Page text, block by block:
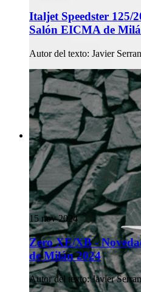
Italjet Speedster 125/
Salón EICMA de
Autor del texto: Javier
15 nov 2024
Zero XE/XB -
de Milán 2024
Autor del texto: Javier